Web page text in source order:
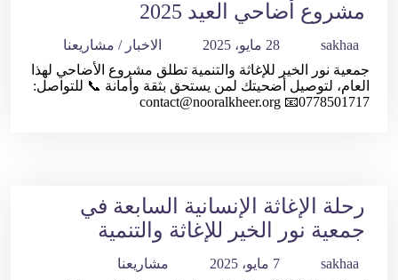
مشروع أضاحي العيد 2025
sakhaa 28 مايو، 2025 الاخبار / مشاريعنا
جمعية نور الخير للإغاثة والتنمية تطلق مشروع الأضاحي لهذا
العام، لتوصيل أضحيتك لمن يستحق بثقة وأمانة 📞 للتواصل:
0778501717📧 contact@nooralkheer.org
رحلة الإغاثة الإنسانية السابعة في
جمعية نور الخير للإغاثة والتنمية
sakhaa 7 مايو، 2025
مشاريعنا